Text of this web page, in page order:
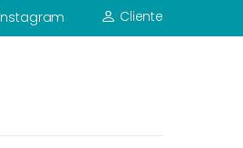
Instagram Cliente